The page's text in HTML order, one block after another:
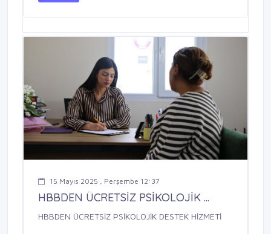
15 Mayıs 2025 , Perşembe 12:37
HBBDEN ÜCRETSİZ PSİKOLOJİK ...
HBBDEN ÜCRETSİZ PSİKOLOJİK DESTEK HİZMETİ